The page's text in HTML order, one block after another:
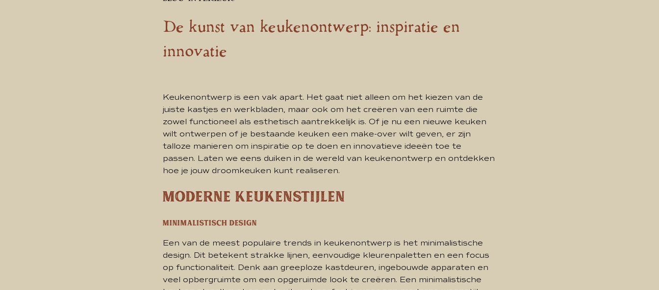
De kunst van keukenontwerp: inspiratie en
innovatie
Keukenontwerp is een vak apart. Het gaat niet alleen om het kiezen van de
juiste kastjes en werkbladen, maar ook om het creëren van een ruimte die
zowel functioneel als esthetisch aantrekkelijk is. Of je nu een nieuwe keuken
wilt ontwerpen of je bestaande keuken een make-over wilt geven, er zijn
talloze manieren om inspiratie op te doen en innovatieve ideeën toe te
passen. Laten we eens duiken in de wereld van keukenontwerp en ontdekken
hoe je jouw droomkeuken kunt realiseren.
Moderne keukenstijlen
Minimalistisch design
Een van de meest populaire trends in keukenontwerp is het minimalistische
design. Dit betekent strakke lijnen, eenvoudige kleurenpaletten en een focus
op functionaliteit. Denk aan greeploze kastdeuren, ingebouwde apparaten en
veel opbergruimte om een opgeruimde look te creëren. Een minimalistische